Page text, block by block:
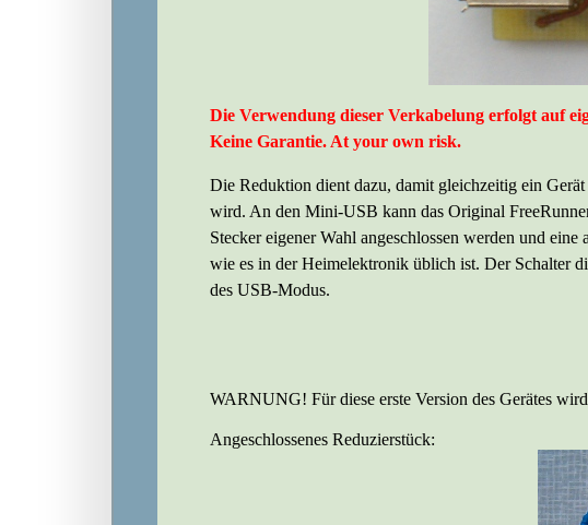
Die Verwendung dieser Verkabelung erfolgt auf
Keine Garantie. At your own risk.
Die Reduktion dient dazu, damit gleichzeitig ein
wird. An den Mini-USB kann das Original
Stecker eigener Wahl angeschlossen werden und
wie es in der Heimelektronik üblich ist. Der Schalter
des USB-Modus.
WARNUNG! Für diese erste Version des Gerätes
Angeschlossenes Reduzierstück: